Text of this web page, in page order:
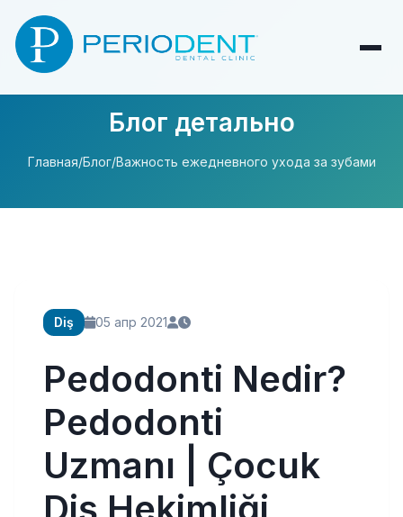
Блог детально
Главная/Блог/Важность ежедневного ухода за зубами
Diş 05 апр 2021
Pedodonti Nedir?
Pedodonti
Uzmanı | Çocuk